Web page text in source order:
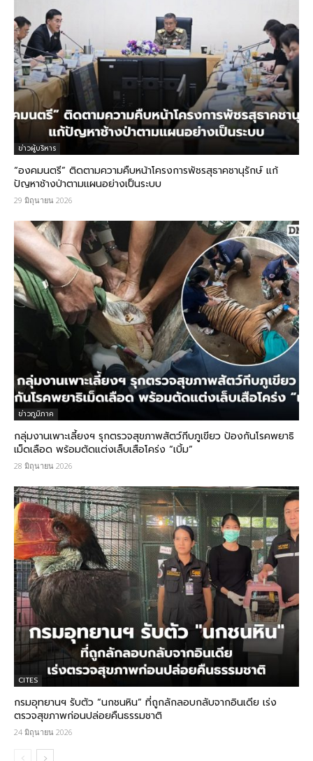
ข่าวผู้บริหาร
“องคมนตรี” ติดตามความคืบหน้าโครงการพัชรสุธาคชานุรักษ์ แก้
ปัญหาช้างป่าตามแผนอย่างเป็นระบบ
29 มิถุนายน 2026
ข่าวภูมิภาค
กลุ่มงานเพาะเลี้ยงฯ รุกตรวจสุขภาพสัตว์กีบภูเขียว ป้องกันโรคพยาธิ
เม็ดเลือด พร้อมตัดแต่งเล็บเสือโคร่ง “เบิ้ม”
28 มิถุนายน 2026
CITES
กรมอุทยานฯ รับตัว “นกชนหิน” ที่ถูกลักลอบกลับจากอินเดีย เร่ง
ตรวจสุขภาพก่อนปล่อยคืนธรรมชาติ
24 มิถุนายน 2026